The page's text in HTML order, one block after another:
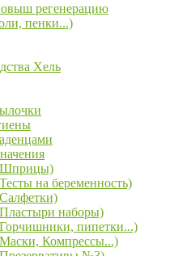
регенерацию
пенки...)
Хель
(Шприцы)
на беременность)
наборы)
пипетки...)
Компрессы...)